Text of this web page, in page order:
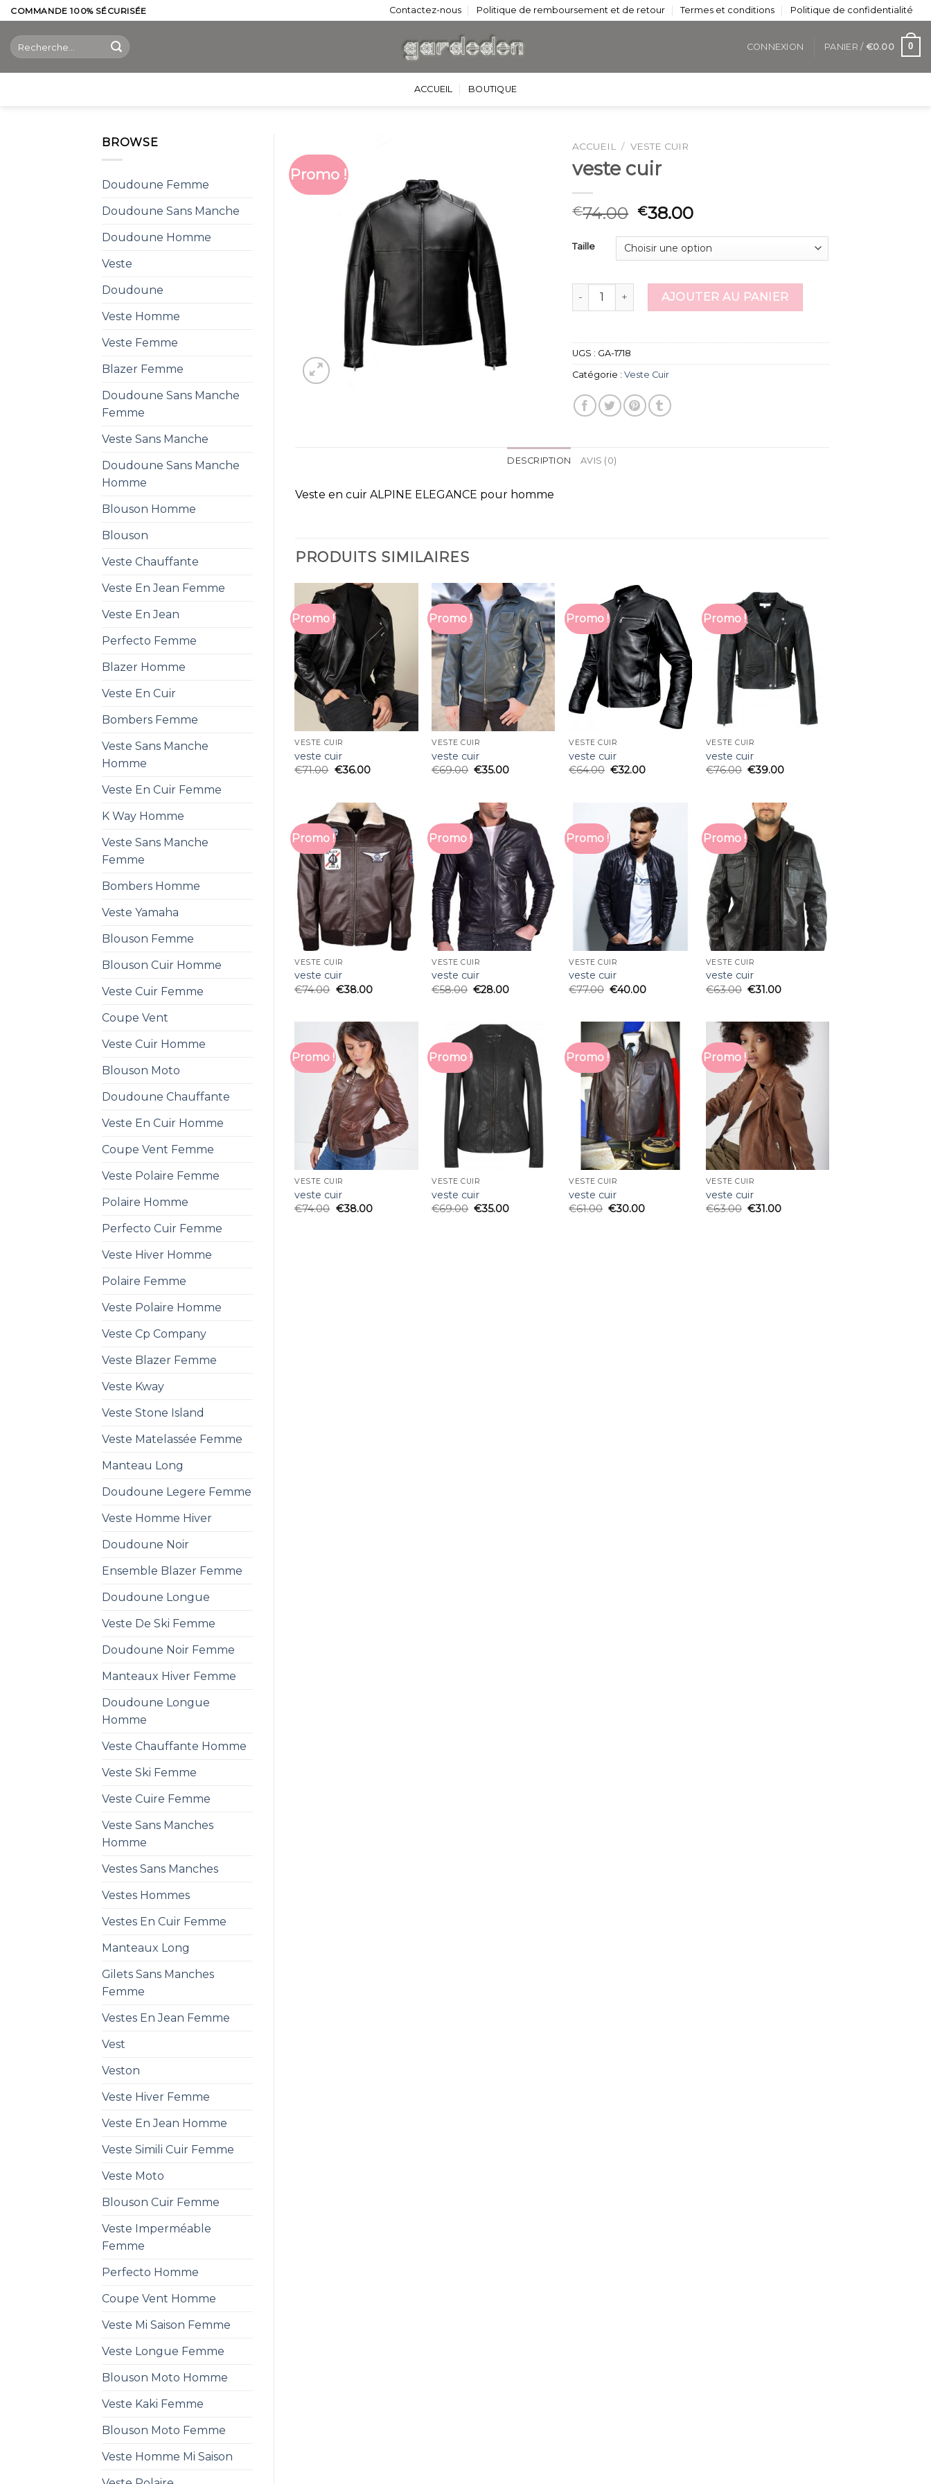
Skip
to
content
COMMANDE 100% SÉCURISÉE Contactez-nous Politique de remboursement et de retour Termes et conditions Politique de confidentialité
Recherche
pour :
CONNEXION PANIER / €0.00 0
ACCUEIL BOUTIQUE
BROWSE
Doudoune Femme
Doudoune Sans Manche
Doudoune Homme
Veste
Doudoune
Veste Homme
Veste Femme
Blazer Femme
Doudoune Sans Manche
Femme
Veste Sans Manche
Doudoune Sans Manche
Homme
Blouson Homme
Blouson
Veste Chauffante
Veste En Jean Femme
Veste En Jean
Perfecto Femme
Blazer Homme
Veste En Cuir
Bombers Femme
Veste Sans Manche
Homme
Veste En Cuir Femme
K Way Homme
Veste Sans Manche
Femme
Bombers Homme
Veste Yamaha
Blouson Femme
Blouson Cuir Homme
Veste Cuir Femme
Coupe Vent
Veste Cuir Homme
Blouson Moto
Doudoune Chauffante
Veste En Cuir Homme
Coupe Vent Femme
Veste Polaire Femme
Polaire Homme
Perfecto Cuir Femme
Veste Hiver Homme
Polaire Femme
Veste Polaire Homme
Veste Cp Company
Veste Blazer Femme
Veste Kway
Veste Stone Island
Veste Matelassée Femme
Manteau Long
Doudoune Legere Femme
Veste Homme Hiver
Doudoune Noir
Ensemble Blazer Femme
Doudoune Longue
Veste De Ski Femme
Doudoune Noir Femme
Manteaux Hiver Femme
Doudoune Longue
Homme
Veste Chauffante Homme
Veste Ski Femme
Veste Cuire Femme
Veste Sans Manches
Homme
Vestes Sans Manches
Vestes Hommes
Vestes En Cuir Femme
Manteaux Long
Gilets Sans Manches
Femme
Vestes En Jean Femme
Vest
Veston
Veste Hiver Femme
Veste En Jean Homme
Veste Simili Cuir Femme
Veste Moto
Blouson Cuir Femme
Veste Imperméable
Femme
Perfecto Homme
Coupe Vent Homme
Veste Mi Saison Femme
Veste Longue Femme
Blouson Moto Homme
Veste Kaki Femme
Blouson Moto Femme
Veste Homme Mi Saison
Promo !
ACCUEIL / VESTE CUIR
veste cuir
€74.00 €38.00
Taille
quantité de veste cuirAJOUTER AU PANIER
UGS : GA-1718
Catégorie :Veste Cuir
DESCRIPTION AVIS (0)
Veste en cuir ALPINE ELEGANCE pour homme
PRODUITS SIMILAIRES
Promo !
VESTE CUIR
veste cuir
€71.00 €36.00
Promo !
VESTE CUIR
veste cuir
€69.00 €35.00
Promo !
VESTE CUIR
veste cuir
€64.00 €32.00
Promo !
VESTE CUIR
veste cuir
€76.00 €39.00
Promo !
VESTE CUIR
veste cuir
€74.00 €38.00
Promo !
VESTE CUIR
veste cuir
€58.00 €28.00
Promo !
VESTE CUIR
veste cuir
€77.00 €40.00
Promo !
VESTE CUIR
veste cuir
€63.00 €31.00
Promo !
VESTE CUIR
veste cuir
€74.00 €38.00
Promo !
VESTE CUIR
veste cuir
€69.00 €35.00
Promo !
VESTE CUIR
veste cuir
€61.00 €30.00
Promo !
VESTE CUIR
veste cuir
€63.00 €31.00